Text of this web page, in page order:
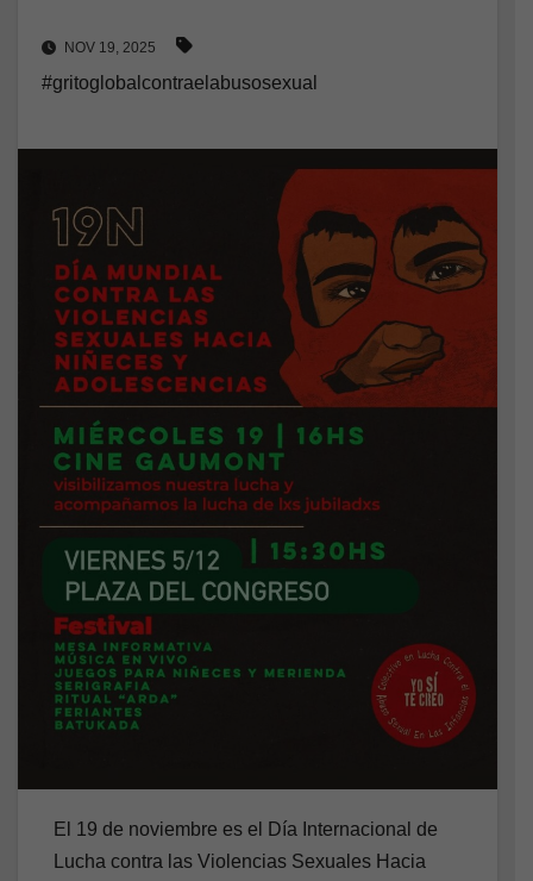
NOV 19, 2025
#gritoglobalcontraelabusosexual
El 19 de noviembre es el Día Internacional de
Lucha contra las Violencias Sexuales Hacia